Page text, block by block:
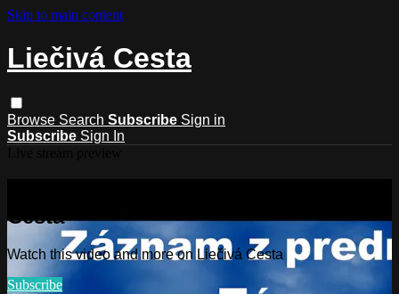
Skip to main content
Liečivá Cesta
Browse Search Subscribe Sign in
Subscribe Sign In
Cesta
Watch this video and more on Liečivá Cesta
Subscribe